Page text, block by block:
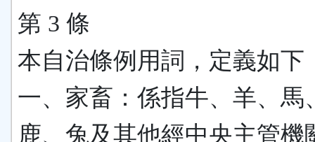
第 3 條
本自治條例用詞，定義如下
一、家畜：係指牛、羊、馬
鹿、兔及其他經中央主管機